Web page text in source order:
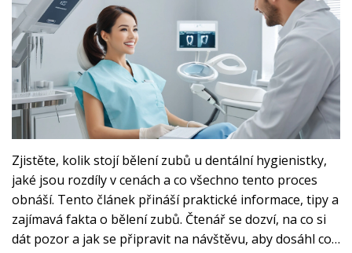
Zjistěte, kolik stojí bělení zubů u dentální hygienistky,
jaké jsou rozdíly v cenách a co všechno tento proces
obnáší. Tento článek přináší praktické informace, tipy a
zajímavá fakta o bělení zubů. Čtenář se dozví, na co si
dát pozor a jak se připravit na návštěvu, aby dosáhl co